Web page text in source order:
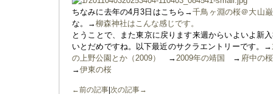
ちなみに去年の4月3日はこちら→千鳥ヶ淵の桜＠大山巌
な。→柳森神社はこんな感じです。
とうことで、また東京に戻ります来週からいよいよ新
いとだめですね。以下最近のサクラエントリーです。→
の上野公園とか（2009）
→2009年の靖国 → 府中の桜
→伊東の桜
←前の記事 次の記事→